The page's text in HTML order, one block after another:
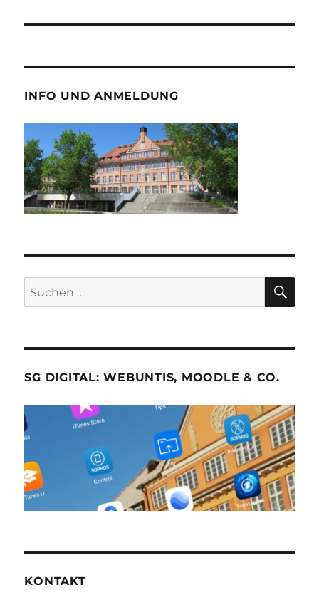
INFO UND ANMELDUNG
Suche
nach:
SG DIGITAL: WEBUNTIS, MOODLE & CO.
KONTAKT